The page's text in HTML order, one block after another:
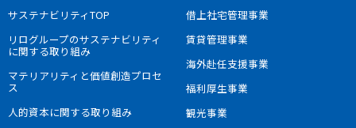
サステナビリティTOP
リログループのサステナビリティ
に関する取り組み
マテリアリティと価値創造プロセ
ス
人的資本に関する取り組み
借上社宅管理事業
賃貸管理事業
海外赴任支援事業
福利厚生事業
観光事業